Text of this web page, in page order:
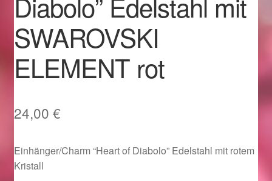
Im Gedenken an
Impressum
Karneval 2015 – Schmuck zu Fasching & Co.
Karneval 2019 – Schmuck zu Fasching & Co.
Kasse
SWAROVSKI
ELEMENT rot
24,00 €
Einhänger/Charm “Heart of Diabolo” Edelstahl mit rotem
Kristall